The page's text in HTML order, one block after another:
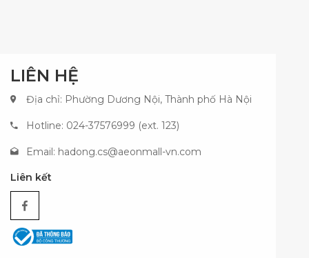
LIÊN HỆ
Địa chỉ: Phường Dương Nội, Thành phố Hà Nội
Hotline: 024-37576999 (ext. 123)
Email: hadong.cs@aeonmall-vn.com
Liên kết